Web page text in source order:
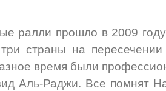
ралли прошло в 2009
страны на пересечении
время были
Аль-Раджи. Все помнят